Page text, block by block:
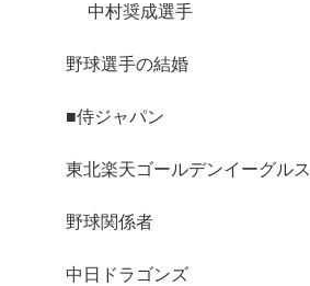
中村奨成選手
野球選手の結婚
■侍ジャパン
東北楽天ゴールデンイーグルス
野球関係者
中日ドラゴンズ